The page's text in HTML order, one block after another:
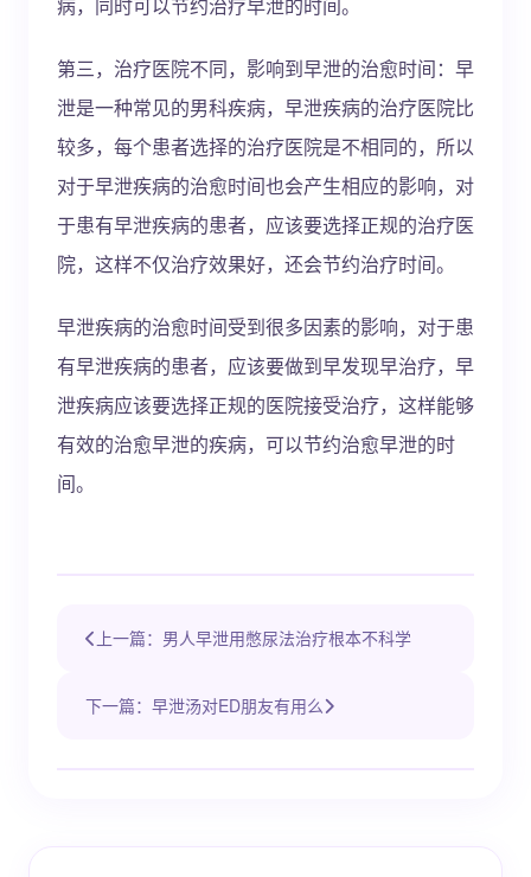
第三，治疗医院不同，影响到早泄的治愈时间：早
泄是一种常见的男科疾病，早泄疾病的治疗医院比
较多，每个患者选择的治疗医院是不相同的，所以
对于早泄疾病的治愈时间也会产生相应的影响，对
于患有早泄疾病的患者，应该要选择正规的治疗医
院，这样不仅治疗效果好，还会节约治疗时间。
早泄疾病的治愈时间受到很多因素的影响，对于患
有早泄疾病的患者，应该要做到早发现早治疗，早
泄疾病应该要选择正规的医院接受治疗，这样能够
有效的治愈早泄的疾病，可以节约治愈早泄的时
间。
上一篇：男人早泄用憋尿法治疗根本不科学
下一篇：早泄汤对ED朋友有用么